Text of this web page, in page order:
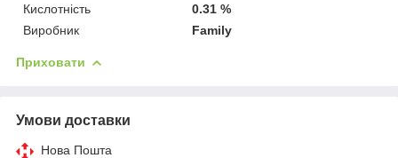
Кислотність
0.31 %
Виробник
Family
Приховати
Умови доставки
Нова Пошта